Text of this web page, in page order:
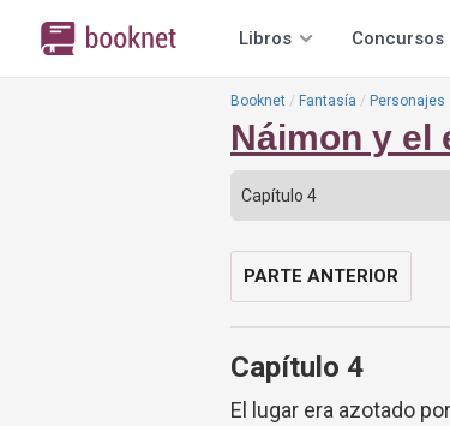
Libros Concursos
Booknet Fantasía
Náimon y el
PARTE ANTERIOR
Capítulo 4
El lugar era azotado